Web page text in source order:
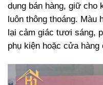
dụng bán hàng, giữ cho
luôn thông thoáng. Màu
lại cảm giác tươi sáng,
phụ kiện hoặc cửa